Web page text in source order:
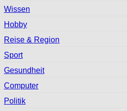
Wissen
Hobby
Reise & Region
Sport
Gesundheit
Computer
Politik